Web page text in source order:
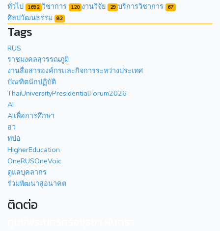
ทั่วไป 1692 วิชาการ 120 งานวิจัย 29 บริการวิชาการ 67
ศิลปวัฒนธรรม 82
Tags
RUS
ราชมงคลสุวรรณภูมิ
งานสื่อสารองค์กรเเละกิจการระหว่างประเทศ
บัณฑิตนักปฏิบัติ
ThaiUniversityPresidentialForum2026
AI
AIเพื่อการศึกษา
อว
ทปอ
HigherEducation
OneRUSOneVoic
ดูแลบุคลากร
ร่วมพัฒนาสู่อนาคต
ติดต่อ